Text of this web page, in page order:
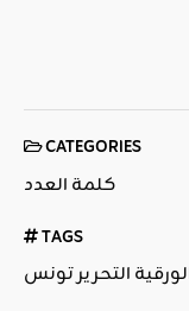
CATEGORIES
كلمة العدد
TAGS
التحرير تونس